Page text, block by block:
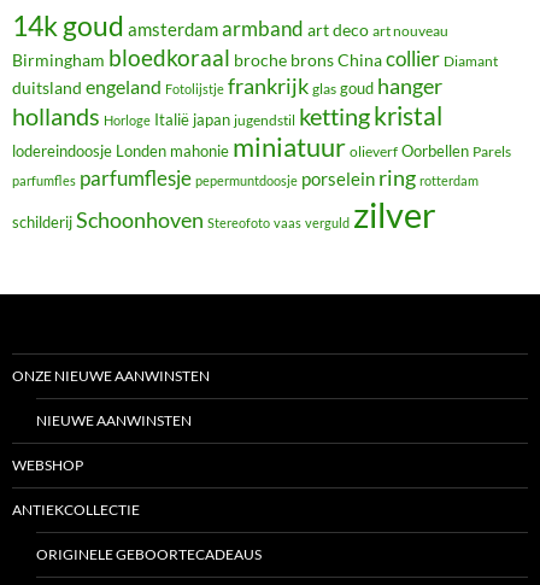
14k goud amsterdamarmband art deco art nouveau
Birmingham bloedkoraal broche bronsChinacollier Diamant
duitsland engeland Fotolijstje frankrijk glas goud hanger
hollands Horloge Italië japan jugendstil kettingkristal
lodereindoosje Londen mahonie miniatuur olieverf Oorbellen Parels
parfumfles parfumflesje pepermuntdoosje porselein ring rotterdam
schilderijSchoonhoven Stereofoto vaas verguld zilver
ONZE NIEUWE AANWINSTEN
NIEUWE AANWINSTEN
WEBSHOP
ANTIEKCOLLECTIE
ORIGINELE GEBOORTECADEAUS